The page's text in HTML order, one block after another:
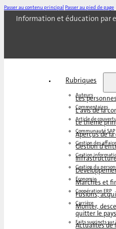
Passer au contenu principal Passer au pied de page
Information et éducation par
Rubriques
Auteurs
Les
Commentaires
L'avis de la
Article de
Le thème
Communauté SAP
Aperçus de
Gestion des
Gestion
Gestion
Gestion du
Économie
Marchés et
Coopération ERP
Fusions,
Carrière
Monter,
quitter le pays
Faits succincts
Actualités de